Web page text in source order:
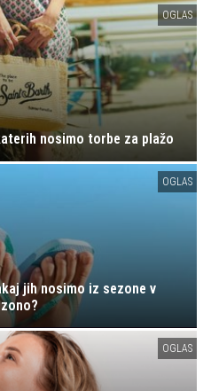
OGLAS
nosimo torbe za plažo
OGLAS
jih nosimo iz sezone v
OGLAS